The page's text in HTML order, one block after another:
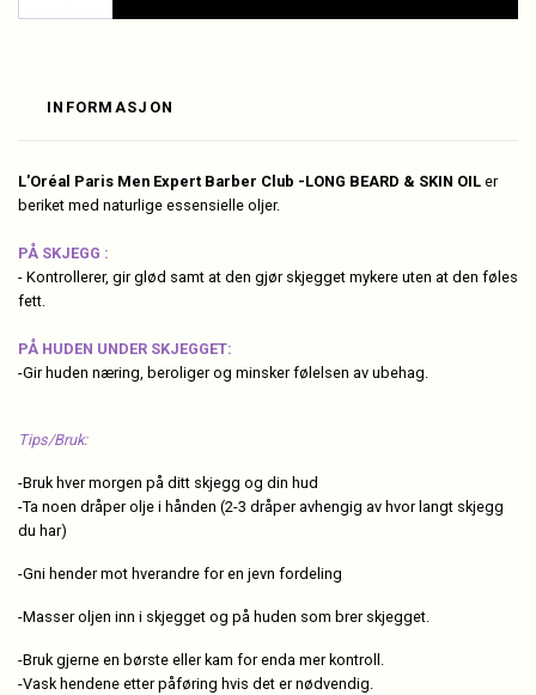
INFORMASJON
L'Oréal Paris Men Expert Barber Club -LONG BEARD & SKIN OIL er
beriket med naturlige essensielle oljer.
PÅ SKJEGG :
- Kontrollerer, gir glød samt at den gjør skjegget mykere uten at den føles
fett.
PÅ HUDEN UNDER SKJEGGET:
-Gir huden næring, beroliger og minsker følelsen av ubehag.
Tips/Bruk:
-Bruk hver morgen på ditt skjegg og din hud
-Ta noen dråper olje i hånden (2-3 dråper avhengig av hvor langt skjegg
du har)
-Gni hender mot hverandre for en jevn fordeling
-Masser oljen inn i skjegget og på huden som brer skjegget.
-Bruk gjerne en børste eller kam for enda mer kontroll.
-Vask hendene etter påføring hvis det er nødvendig.